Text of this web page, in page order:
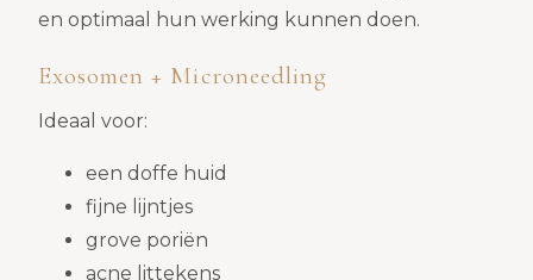
en optimaal hun werking kunnen doen.
Exosomen + Microneedling
Ideaal voor:
een doffe huid
fijne lijntjes
grove poriën
acne littekens